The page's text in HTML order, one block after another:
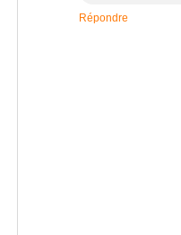
Répondre